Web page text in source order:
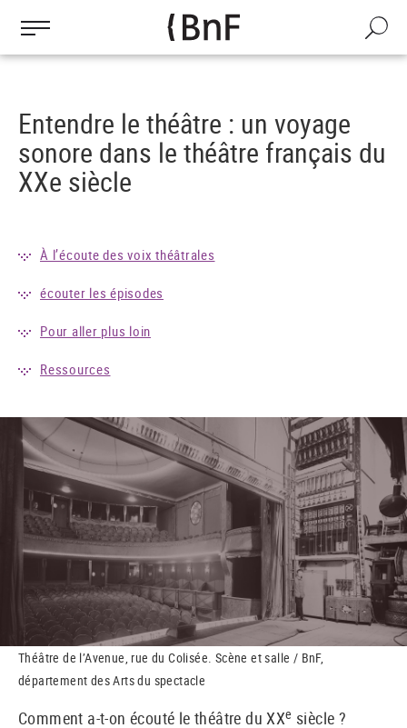
contenu
Recherche
Entendre le théâtre : un voyage
sonore dans le théâtre français du
XXe siècle
À l’écoute des voix théâtrales
écouter les épisodes
Pour aller plus loin
Ressources
Théâtre de l’Avenue, rue du Colisée. Scène et salle / BnF,
département des Arts du spectacle
Comment a-t-on écouté le théâtre du XXe siècle ?